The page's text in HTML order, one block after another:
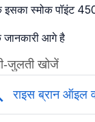
इसका स्मोक पॉइंट
आगे है